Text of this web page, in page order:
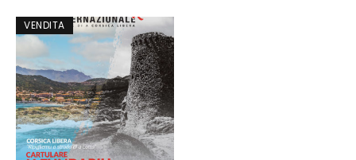
VENDITA